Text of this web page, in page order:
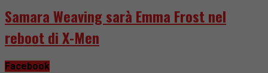
Samara Weaving sarà Emma Frost nel
reboot di X-Men
Facebook